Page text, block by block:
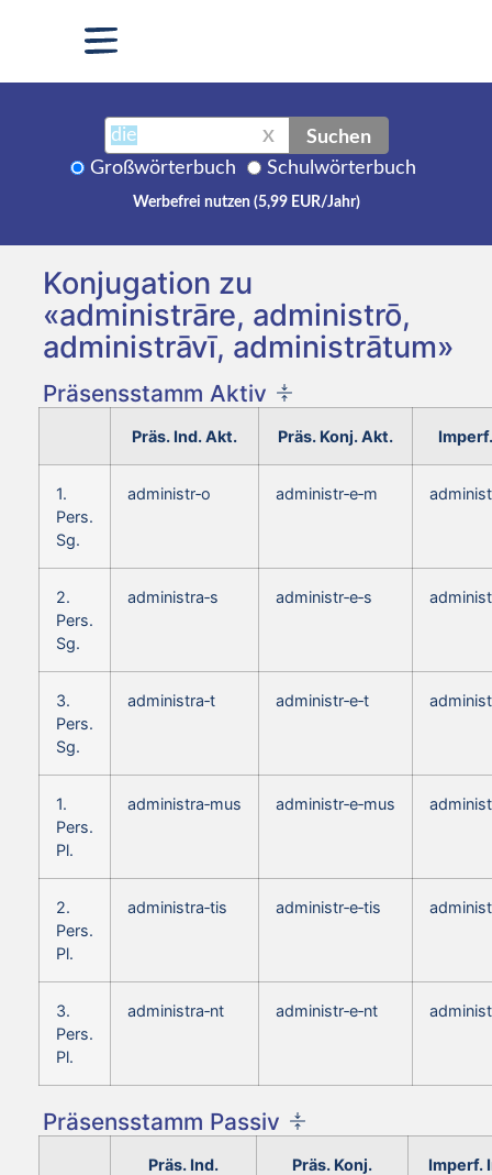
X Suchen
Großwörterbuch Schulwörterbuch
Werbefrei nutzen (5,99 EUR/Jahr)
Konjugation zu
«administrāre, administrō,
administrāvī, administrātum»
Präsensstamm Aktiv
Präs. Ind. Akt. Präs. Konj. Akt.
1.
Pers.
Sg.
administr‑o administr‑e‑m
2.
Pers.
Sg.
administra‑s administr‑e‑s
3.
Pers.
Sg.
administra‑t administr‑e‑t
1.
Pers.
Pl.
administra‑mus administr‑e‑mus
2.
Pers.
Pl.
administra‑tis administr‑e‑tis
3.
Pers.
Pl.
administra‑nt administr‑e‑nt
Präsensstamm Passiv
Präs. Ind.
Präs. Konj.
Imperf.